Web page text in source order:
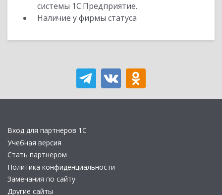
системы 1С:Предприятие.
Наличие у фирмы статуса
Вход для партнеров 1С
Учебная версия
Стать партнером
Политика конфиденциальности
Замечания по сайту
Другие сайты